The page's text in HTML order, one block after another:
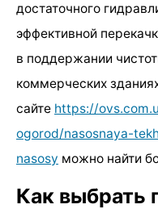
достаточного
эффективной
в поддержании
коммерческих
сайте https://
ogorod/nasosnaya-
nasosy можно найти
Как выбрать